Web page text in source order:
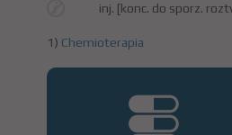
inj. [konc. do sporz.
1) Chemioterapia